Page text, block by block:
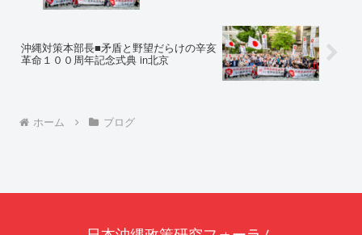
沖縄対策本部長■矛盾と野望だらけの辛亥
革命１００周年記念式典 in北京
ホーム ブログ